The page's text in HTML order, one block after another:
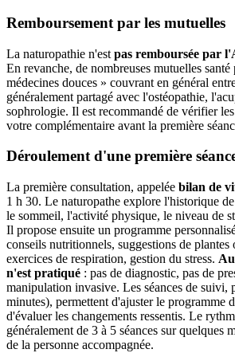
Remboursement par les mutuelles
La naturopathie n'est pas remboursée par
En revanche, de nombreuses mutuelles
médecines douces » couvrant en général
généralement partagé avec l'ostéopathie,
sophrologie. Il est recommandé de vérifier
votre complémentaire avant la première
Déroulement d'une première
La première consultation, appelée bilan de
1 h 30. Le naturopathe explore l'historique
le sommeil, l'activité physique, le niveau de
Il propose ensuite un programme
conseils nutritionnels, suggestions de plantes
exercices de respiration, gestion du stress.
n'est pratiqué : pas de diagnostic, pas de
manipulation invasive. Les séances de suivi,
minutes), permettent d'ajuster le programme
d'évaluer les changements ressentis. Le
généralement de 3 à 5 séances sur quelques
de la personne accompagnée.